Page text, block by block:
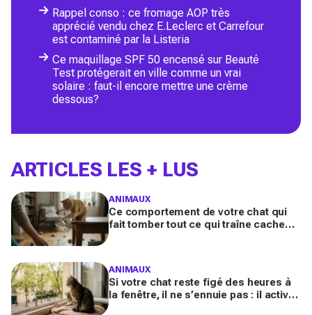
Rappel conso : ce fromage AOP très
apprécié vendu chez E.Leclerc et Carrefour
est contaminé par la Listeria
Ce maquillage SPF 50 encensé sur Beauté
Test protégerait en ville comme un vrai
solaire : faut-il encore mettre une crème
dessous?
ARTICLES LES + LUS
ANIMAUX
Ce comportement de votre chat qui
fait tomber tout ce qui traîne cache
ANIMAUX
Si votre chat reste figé des heures à
la fenêtre, il ne s’ennuie pas : il active